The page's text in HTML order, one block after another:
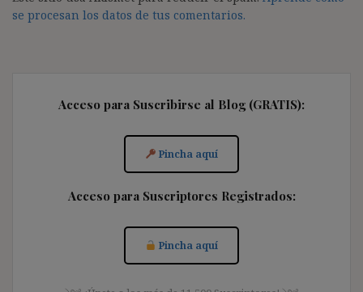
se procesan los datos de tus comentarios.
Acceso para Suscribirse al Blog (GRATIS):
Pincha aquí
Acceso para Suscriptores Registrados:
Pincha aquí